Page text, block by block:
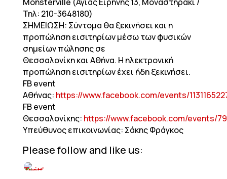
Τηλ: 210-3648180)
ΣΗΜΕΙΩΣΗ: Σύντομα θα ξεκινήσει και η
προπώληση εισιτηρίων μέσω των φυσικών
σημείων πώλησης σε
Θεσσαλονίκη και Αθήνα. Η ηλεκτρονική
προπώληση εισιτηρίων έχει ήδη ξεκινήσει.
FB event
Αθήνας: https://www.facebook.com/events/
FB event
Θεσσαλονίκης: https://www.facebook.com/events/
Υπεύθυνος επικοινωνίας: Σάκης Φράγκος
Please follow and like us: